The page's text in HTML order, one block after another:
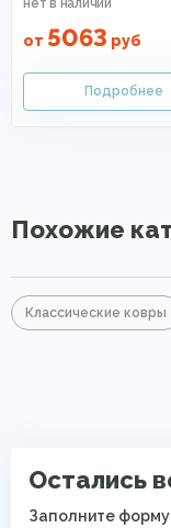
от 5063 руб
Похожие
Классические ковры
Остались
Заполните